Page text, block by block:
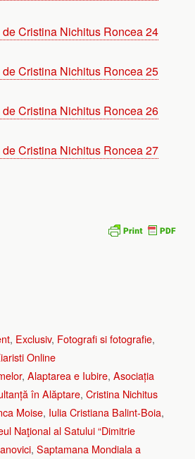
, Exclusiv, Fotografi si fotografie,
Online
, Alaptarea e Iubire, Asociația
în Alăptare, Cristina Nichitus
Moise, Iulia Cristiana Balint-Boia,
Naţional al Satului “Dimitrie
, Saptamana Mondiala a